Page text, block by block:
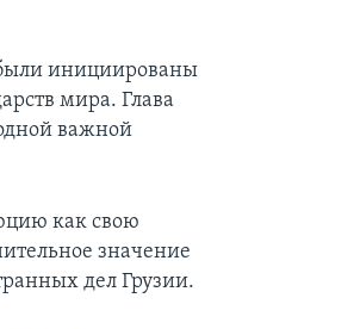
инициированы
мира. Глава
важной
как свою
значение
дел Грузии.